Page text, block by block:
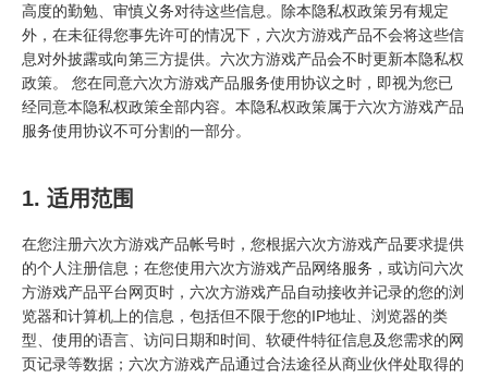
高度的勤勉、审慎义务对待这些信息。除本隐私权政策另有规定
外，在未征得您事先许可的情况下，六次方游戏产品不会将这些信
息对外披露或向第三方提供。六次方游戏产品会不时更新本隐私权
政策。 您在同意六次方游戏产品服务使用协议之时，即视为您已
经同意本隐私权政策全部内容。本隐私权政策属于六次方游戏产品
服务使用协议不可分割的一部分。
1. 适用范围
在您注册六次方游戏产品帐号时，您根据六次方游戏产品要求提供
的个人注册信息；在您使用六次方游戏产品网络服务，或访问六次
方游戏产品平台网页时，六次方游戏产品自动接收并记录的您的浏
览器和计算机上的信息，包括但不限于您的IP地址、浏览器的类
型、使用的语言、访问日期和时间、软硬件特征信息及您需求的网
页记录等数据；六次方游戏产品通过合法途径从商业伙伴处取得的